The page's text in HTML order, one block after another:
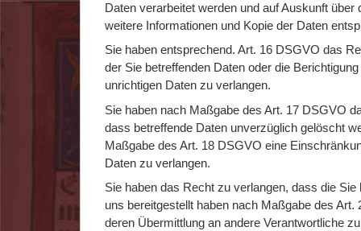
Daten verarbeitet werden und auf Auskunft über
weitere Informationen und Kopie der Daten
Sie haben entsprechend. Art. 16 DSGVO das
der Sie betreffenden Daten oder die
unrichtigen Daten zu verlangen.
Sie haben nach Maßgabe des Art. 17 DSGVO
dass betreffende Daten unverzüglich gelöscht
Maßgabe des Art. 18 DSGVO eine
Daten zu verlangen.
Sie haben das Recht zu verlangen, dass die Sie
uns bereitgestellt haben nach Maßgabe des
deren Übermittlung an andere Verantwortliche